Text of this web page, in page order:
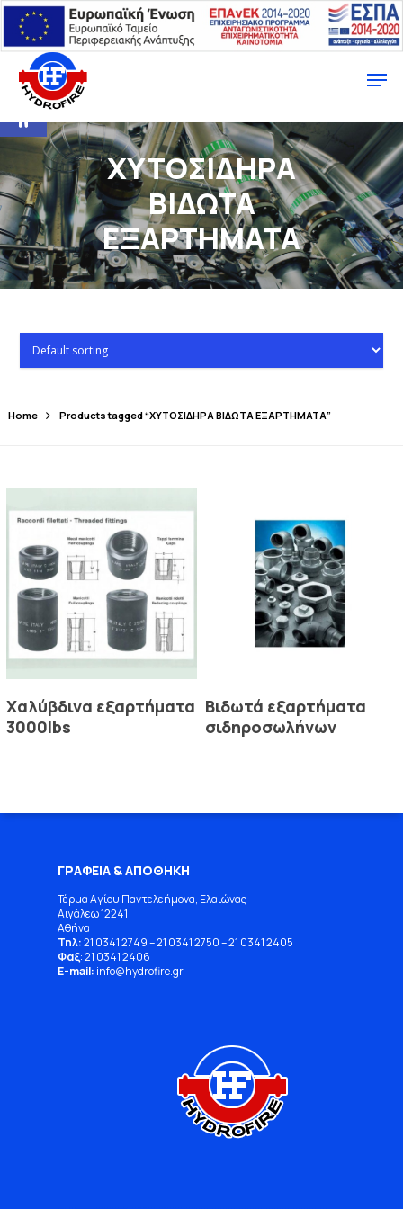
Ανοίξτε τη γραμμή εργαλείων
ΧΥΤΟΣΙΔΗΡΑ
ΒΙΔΩΤΑ
ΕΞΑΡΤΗΜΑΤΑ
Home Products tagged “ΧΥΤΟΣΙΔΗΡΑ ΒΙΔΩΤΑ ΕΞΑΡΤΗΜΑΤΑ”
Χαλύβδινα εξαρτήματα
3000lbs
Read More
Βιδωτά εξαρτήματα
σιδηροσωλήνων
ΓΡΑΦΕΙΑ & ΑΠΟΘΗΚΗ
Τέρμα Αγίου Παντελεήμονα, Ελαιώνας
Αιγάλεω 12241
Αθήνα
Τηλ:21 0341 2749–21 0341 2750–21 0341 2405
Φαξ: 21 0341 2406
E-mail: info@hydrofire.gr